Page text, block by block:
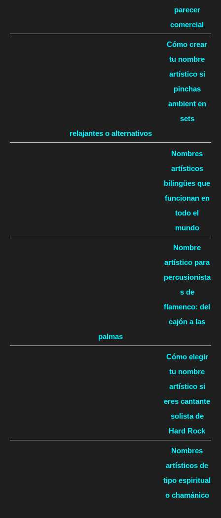
parecer
comercial
Cómo crear
tu nombre
artístico si
pinchas
ambient en
sets
relajantes o alternativos
Nombres
artísticos
bilingües que
funcionan en
todo el
mundo
Nombre
artístico para
percusionista
s de
flamenco: del
cajón a las
palmas
Cómo elegir
tu nombre
artístico si
eres cantante
solista de
Hard Rock
Nombres
artísticos de
tipo espiritual
o chamánico